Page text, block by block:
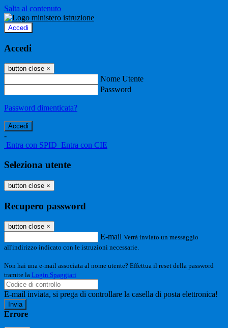
Salta al contenuto
Accedi
Accedi
button close ×
Nome Utente
Password
Password dimenticata?
-
Entra con SPID Entra con CIE
Seleziona utente
button close ×
Recupero password
button close ×
E-mail Verrà inviato un messaggio
all'indirizzo indicato con le istruzioni necessarie.
Non hai una e-mail associata al nome utente? Effettua il reset della password
tramite la Login Spaggiari
E-mail inviata, si prega di controllare la casella di posta elettronica!
Errore